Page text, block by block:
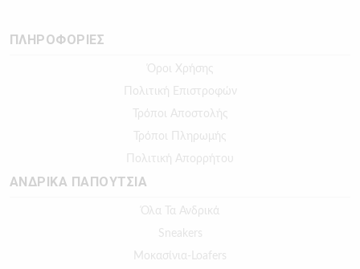
ΠΛΗΡΟΦΟΡΙΕΣ
Όροι Χρήσης
Πολιτική Επιστροφών
Τρόποι Αποστολής
Τρόποι Πληρωμής
Πολιτική Απορρήτου
ΑΝΔΡΙΚΑ ΠΑΠΟΥΤΣΙΑ
Όλα Τα Ανδρικά
Sneakers
Μοκασίνια-Loafers